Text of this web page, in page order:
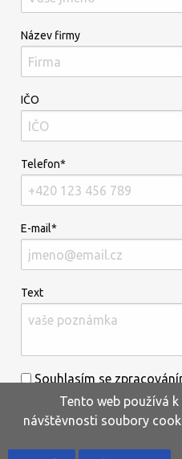
Název firmy
IČO
Telefon*
E-mail*
Text
Souhlasím se
informací uvedenýchzde.*
Tento web používá
návštěvnosti soubory